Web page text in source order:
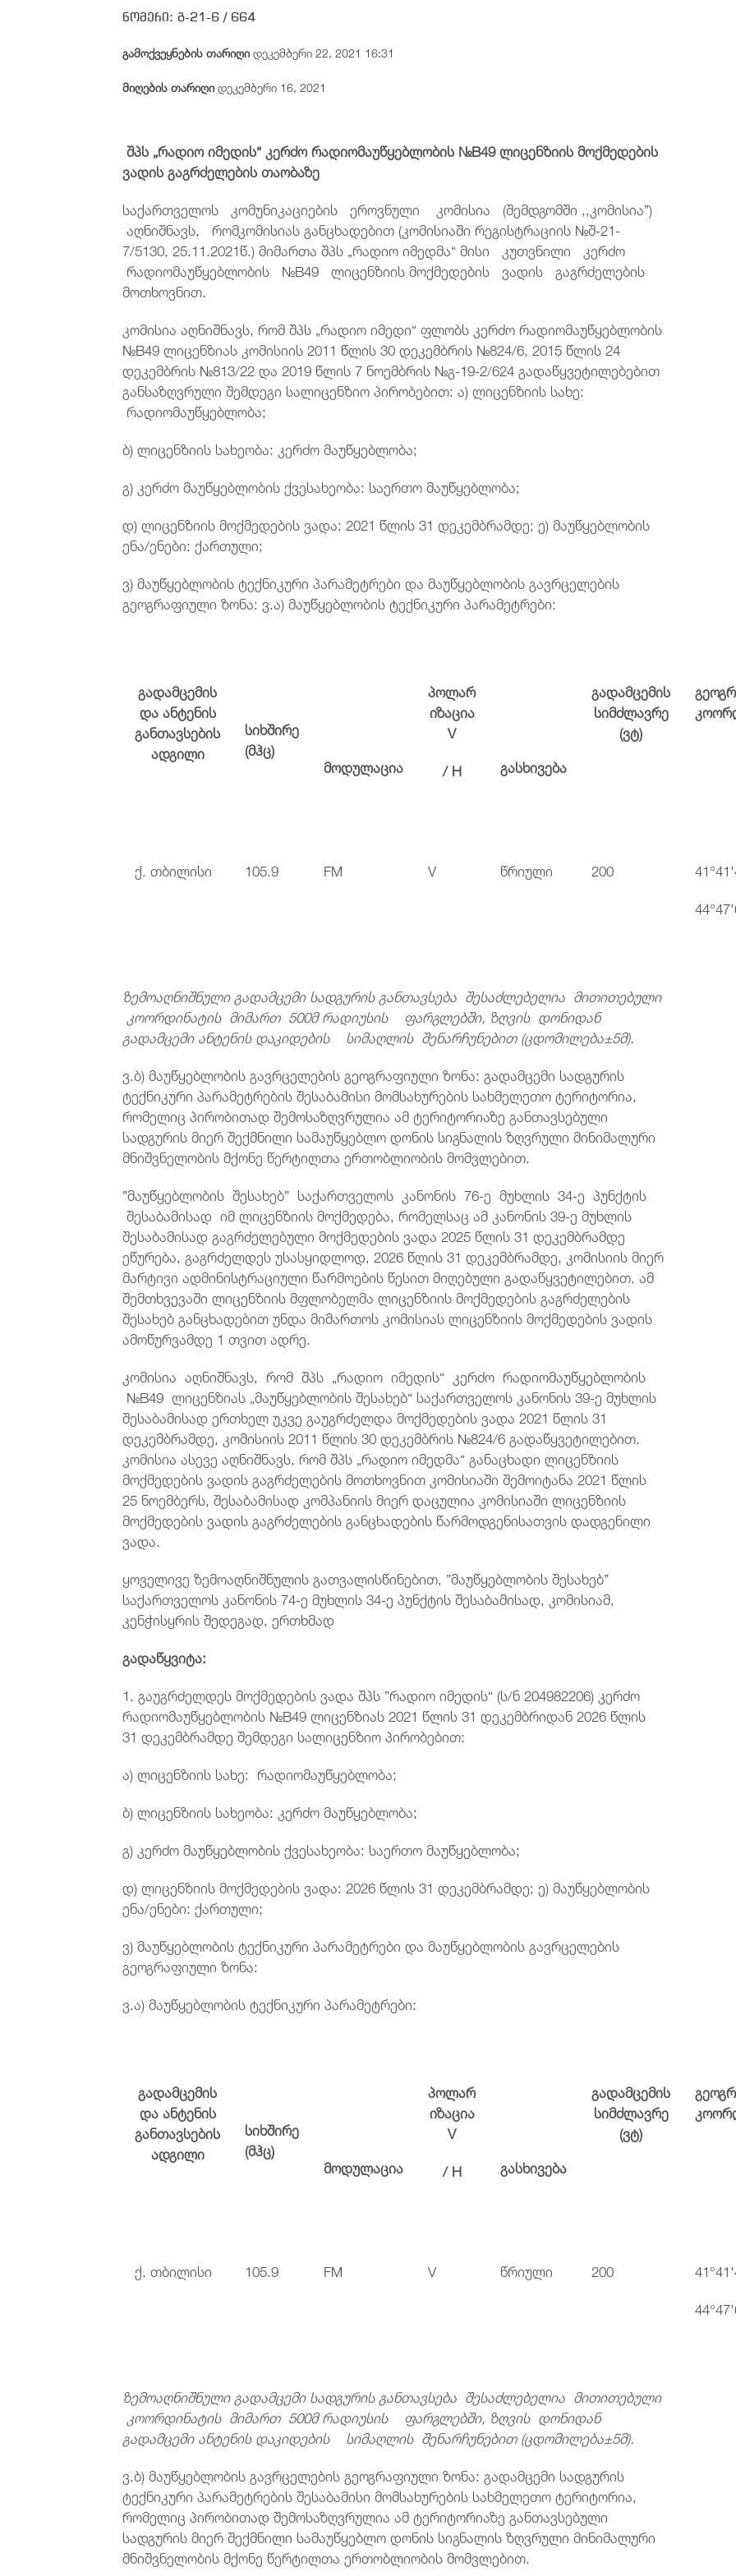
ნომერი: გ-21-6 / 664
გამოქვეყნების თარიღიდეკემბერი 22, 2021 16:31
მიღების თარიღიდეკემბერი 16, 2021
შპს „რადიო იმედის“ კერძო რადიომაუწყებლობის №B49 ლიცენზიის მოქმედების
ვადის გაგრძელების თაობაზე
საქართველოს კომუნიკაციების ეროვნული კომისია (შემდგომში ,,კომისია”)
აღნიშნავს, რომკომისიას განცხადებით (კომისიაში რეგისტრაციის №შ-21-
7/5130, 25.11.2021წ.) მიმართა შპს „რადიო იმედმა“ მისი კუთვნილი კერძო
რადიომაუწყებლობის №B49 ლიცენზიის მოქმედების ვადის გაგრძელების
მოთხოვნით.
კომისია აღნიშნავს, რომ შპს „რადიო იმედი“ ფლობს კერძო რადიომაუწყებლობის
№B49 ლიცენზიას კომისიის 2011 წლის 30 დეკემბრის №824/6, 2015 წლის 24
დეკემბრის №813/22 და 2019 წლის 7 ნოემბრის №გ-19-2/624 გადაწყვეტილებებით
განსაზღვრული შემდეგი სალიცენზიო პირობებით: ა) ლიცენზიის სახე:
რადიომაუწყებლობა;
ბ) ლიცენზიის სახეობა: კერძო მაუწყებლობა;
გ) კერძო მაუწყებლობის ქვესახეობა: საერთო მაუწყებლობა;
დ) ლიცენზიის მოქმედების ვადა: 2021 წლის 31 დეკემბრამდე; ე) მაუწყებლობის
ენა/ენები: ქართული;
ვ) მაუწყებლობის ტექნიკური პარამეტრები და მაუწყებლობის გავრცელების
გეოგრაფიული ზონა: ვ.ა) მაუწყებლობის ტექნიკური პარამეტრები:
გადამცემის
და ანტენის
განთავსების
ადგილი
სიხშირე
(მჰც)
მოდულაცია
პოლარ
იზაცია
V
/ H
გასხივება
გადამცემის
სიმძლავრე
(ვტ)
ქ. თბილისი 105.9 FM V წრიული 200
ზემოაღნიშნული გადამცემი სადგურისგანთავსება შესაძლებელია მითითებული
კოორდინატის მიმართ 500მ რადიუსის ფარგლებში, ზღვის დონიდან
გადამცემი ანტენის დაკიდების სიმაღლის შენარჩუნებით (ცდომილება±5მ).
ვ.ბ) მაუწყებლობის გავრცელების გეოგრაფიული ზონა: გადამცემი სადგურის
ტექნიკური პარამეტრების შესაბამისი მომსახურების სახმელეთო ტერიტორია,
რომელიც პირობითად შემოსაზღვრულია ამ ტერიტორიაზე განთავსებული
სადგურის მიერ შექმნილი სამაუწყებლო დონის სიგნალის ზღვრული მინიმალური
მნიშვნელობის მქონე წერტილთა ერთობლიობის მომვლებით.
”მაუწყებლობის შესახებ” საქართველოს კანონის 76-ე მუხლის 34-ე პუნქტის
შესაბამისად იმ ლიცენზიის მოქმედება, რომელსაც ამ კანონის 39-ე მუხლის
შესაბამისად გაგრძელებული მოქმედების ვადა 2025 წლის 31 დეკემბრამდე
ეწურება, გაგრძელდეს უსასყიდლოდ, 2026 წლის 31 დეკემბრამდე, კომისიის მიერ
მარტივი ადმინისტრაციული წარმოების წესით მიღებული გადაწყვეტილებით. ამ
შემთხვევაში ლიცენზიის მფლობელმა ლიცენზიის მოქმედების გაგრძელების
შესახებ განცხადებით უნდა მიმართოს კომისიას ლიცენზიის მოქმედების ვადის
ამოწურვამდე 1 თვით ადრე.
კომისია აღნიშნავს, რომ შპს „რადიო იმედის“ კერძო რადიომაუწყებლობის
№B49 ლიცენზიას „მაუწყებლობის შესახებ“ საქართველოს კანონის 39-ე მუხლის
შესაბამისად ერთხელ უკვე გაუგრძელდა მოქმედების ვადა 2021 წლის 31
დეკემბრამდე, კომისიის 2011 წლის 30 დეკემბრის №824/6 გადაწყვეტილებით.
კომისია ასევე აღნიშნავს, რომ შპს „რადიო იმედმა“ განაცხადი ლიცენზიის
მოქმედების ვადის გაგრძელების მოთხოვნით კომისიაში შემოიტანა 2021 წლის
25 ნოემბერს, შესაბამისად კომპანიის მიერ დაცულია კომისიაში ლიცენზიის
მოქმედების ვადის გაგრძელების განცხადების წარმოდგენისათვის დადგენილი
ვადა.
ყოველივე ზემოაღნიშნულის გათვალისწინებით, ”მაუწყებლობის შესახებ”
საქართველოს კანონის 74-ე მუხლის 34-ე პუნქტის შესაბამისად, კომისიამ,
კენჭისყრის შედეგად, ერთხმად
გადაწყვიტა:
1. გაუგრძელდეს მოქმედების ვადა შპს ”რადიო იმედის“ (ს/ნ 204982206) კერძო
რადიომაუწყებლობის №B49 ლიცენზიას 2021 წლის 31 დეკემბრიდან 2026 წლის
31 დეკემბრამდე შემდეგი სალიცენზიო პირობებით:
ა) ლიცენზიის სახე: რადიომაუწყებლობა;
ბ) ლიცენზიის სახეობა: კერძო მაუწყებლობა;
გ) კერძო მაუწყებლობის ქვესახეობა: საერთო მაუწყებლობა;
დ) ლიცენზიის მოქმედების ვადა: 2026 წლის 31 დეკემბრამდე; ე) მაუწყებლობის
ენა/ენები: ქართული;
ვ) მაუწყებლობის ტექნიკური პარამეტრები და მაუწყებლობის გავრცელების
გეოგრაფიული ზონა:
ვ.ა) მაუწყებლობის ტექნიკური პარამეტრები:
გადამცემის
და ანტენის
განთავსების
ადგილი
სიხშირე
(მჰც)
მოდულაცია
პოლარ
იზაცია
V
/ H
გასხივება
გადამცემის
სიმძლავრე
(ვტ)
ქ. თბილისი 105.9 FM V წრიული 200
ზემოაღნიშნული გადამცემი სადგურისგანთავსება შესაძლებელია მითითებული
კოორდინატის მიმართ 500მ რადიუსის ფარგლებში, ზღვის დონიდან
გადამცემი ანტენის დაკიდების სიმაღლის შენარჩუნებით (ცდომილება±5მ).
ვ.ბ) მაუწყებლობის გავრცელების გეოგრაფიული ზონა: გადამცემი სადგურის
ტექნიკური პარამეტრების შესაბამისი მომსახურების სახმელეთო ტერიტორია,
რომელიც პირობითად შემოსაზღვრულია ამ ტერიტორიაზე განთავსებული
სადგურის მიერ შექმნილი სამაუწყებლო დონის სიგნალის ზღვრული მინიმალური
მნიშვნელობის მქონე წერტილთა ერთობლიობის მომვლებით.